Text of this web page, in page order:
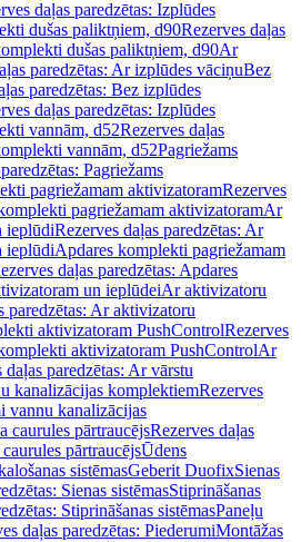
daļas paredzētas: Izplūdes
dušas paliktņiem, d90Rezerves daļas
dušas paliktņiem, d90Ar
paredzētas: Ar izplūdes vāciņuBez
paredzētas: Bez izplūdes
daļas paredzētas: Izplūdes
vannām, d52Rezerves daļas
vannām, d52Pagriežams
Pagriežams
pagriežamam aktivizatoramRezerves
pagriežamam aktivizatoramAr
ieplūdiRezerves daļas paredzētas: Ar
ieplūdiApdares komplekti pagriežamam
daļas paredzētas: Apdares
un ieplūdeiAr aktivizatoru
paredzētas: Ar aktivizatoru
aktivizatoram PushControlRezerves
aktivizatoram PushControlAr
daļas paredzētas: Ar vārstu
kanalizācijas komplektiemRezerves
vannu kanalizācijas
caurules pārtraucējsRezerves daļas
pārtraucējsŪdens
sistēmasGeberit DuofixSienas
Sienas sistēmasStiprināšanas
Stiprināšanas sistēmasPaneļu
daļas paredzētas: PiederumiMontāžas